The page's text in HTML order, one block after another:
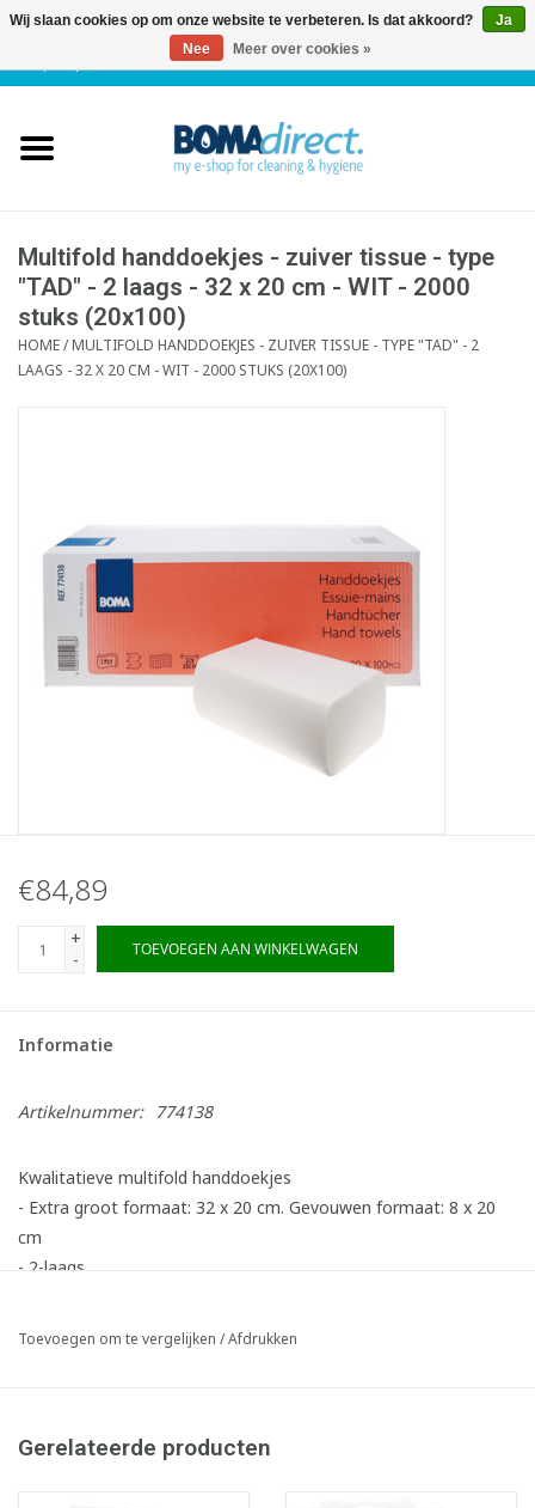
Klantenservice
Blog
Multifold handdoekjes - zuiver tissue - type
"TAD" - 2 laags - 32 x 20 cm - WIT - 2000
stuks (20x100)
HOME/MULTIFOLD HANDDOEKJES - ZUIVER TISSUE - TYPE "TAD" - 2
LAAGS - 32 X 20 CM - WIT - 2000 STUKS (20X100)
€84,89
+
-
TOEVOEGEN AAN WINKELWAGEN
Informatie
Artikelnummer: 774138
Kwalitatieve multifold handdoekjes
- Extra groot formaat: 32 x 20 cm. Gevouwen formaat: 8 x 20
cm
- 2-laags
technologie, waarbij 1 handdoekje volstaat per handdroging
Toevoegen om te vergelijken /Afdrukken
Gerelateerde producten
Wij slaan cookies op om onze website te verbeteren. Is dat akkoord?
Ja
Nee
Meer over cookies »